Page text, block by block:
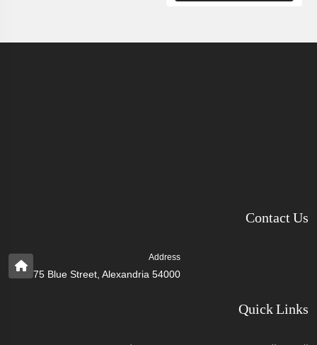
Contact Us
Address
75 Blue Street, Alexandria 54000
Quick Links